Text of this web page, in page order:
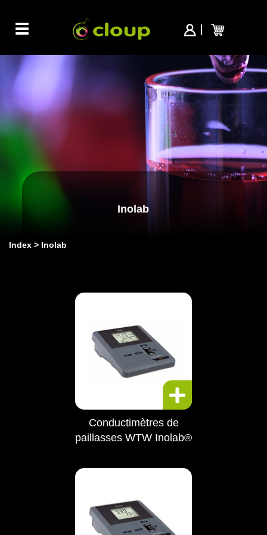
Toggle
navigation
Inolab
Index Inolab
Conductimètres de
paillasses WTW Inolab®